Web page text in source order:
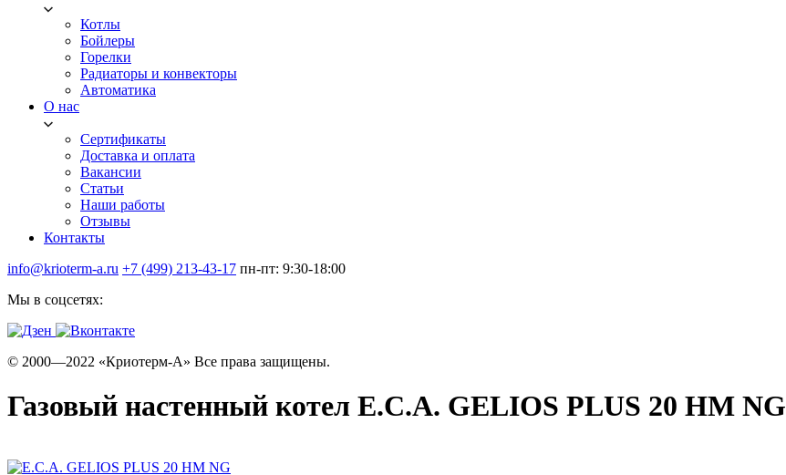
Котлы
Бойлеры
Горелки
Радиаторы и конвекторы
Автоматика
О нас
Сертификаты
Доставка и оплата
Вакансии
Статьи
Наши работы
Отзывы
Контакты
info@krioterm-a.ru +7 (499) 213-43-17 пн-пт: 9:30-18:00
Мы в соцсетях:
© 2000—2022 «Криотерм-А» Все права защищены.
Газовый настенный котел E.C.A. GELIOS PLUS 20 HM NG